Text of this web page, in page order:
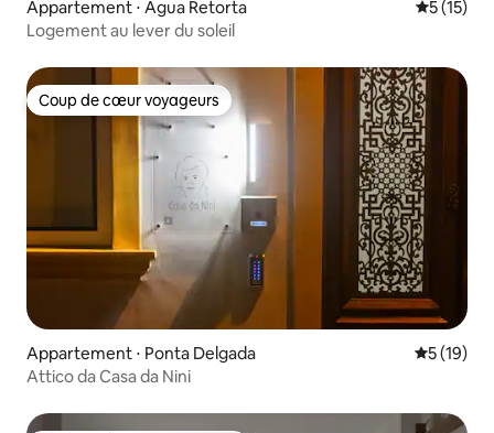
Appartement ⋅ Agua Retorta
5 (15)
Logement au lever du soleil
Coup de cœur voyageurs
Coup de cœur voyageurs
Appartement ⋅ Ponta Delgada
5 (19)
Attico da Casa da Nini